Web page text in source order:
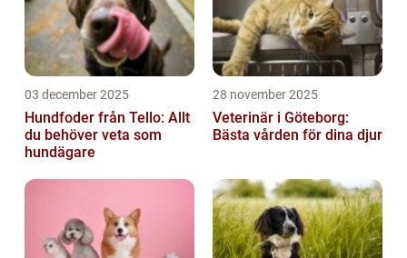
03 december 2025
Hundfoder från Tello: Allt
du behöver veta som
hundägare
28 november 2025
Veterinär i Göteborg:
Bästa vården för dina djur